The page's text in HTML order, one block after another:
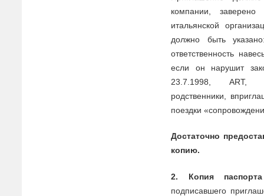
компании, заверено
итальянской
должно быть
ответственность нав
если он нарушит
23.7.1998,
родственники, в
поездки «сопров
Достаточно предоста
копию.
2. Копия паспорта
подписавшего